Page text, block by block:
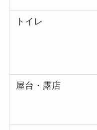
トイレ
屋台・露店